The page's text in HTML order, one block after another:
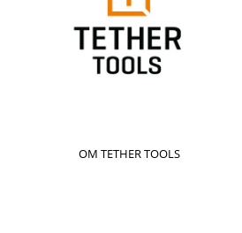
OM TETHER TOOLS